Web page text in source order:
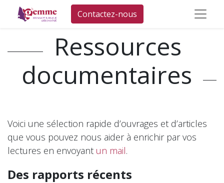
Contactez-nous
Ressources
documentaires
Voici une sélection rapide d’ouvrages et d’articles
que vous pouvez nous aider à enrichir par vos
lectures en envoyant un mail.
Des rapports récents